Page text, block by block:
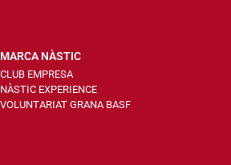
MARCA NÀSTIC
CLUB EMPRESA
NÀSTIC EXPERIENCE
VOLUNTARIAT GRANA BASF